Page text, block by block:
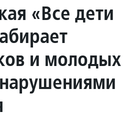
«Все дети
и молодых